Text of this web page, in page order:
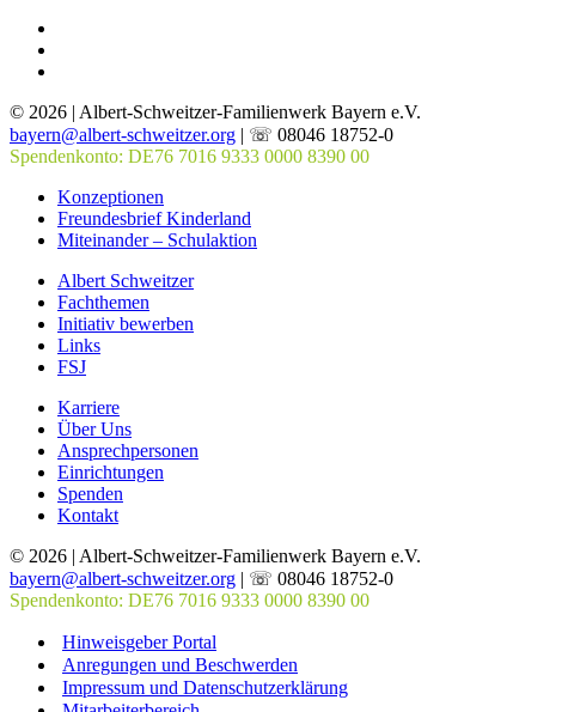
© 2026 | Albert-Schweitzer-Familienwerk Bayern e.V.
bayern@albert-schweitzer.org | ☏ 08046 18752-0
Spendenkonto: DE76 7016 9333 0000 8390 00
Konzeptionen
Freundesbrief Kinderland
Miteinander – Schulaktion
Albert Schweitzer
Fachthemen
Initiativ bewerben
Links
FSJ
Karriere
Über Uns
Ansprechpersonen
Einrichtungen
Spenden
Kontakt
© 2026 | Albert-Schweitzer-Familienwerk Bayern e.V.
bayern@albert-schweitzer.org | ☏ 08046 18752-0
Spendenkonto: DE76 7016 9333 0000 8390 00
Hinweisgeber Portal
Anregungen und Beschwerden
Impressum und Datenschutzerklärung